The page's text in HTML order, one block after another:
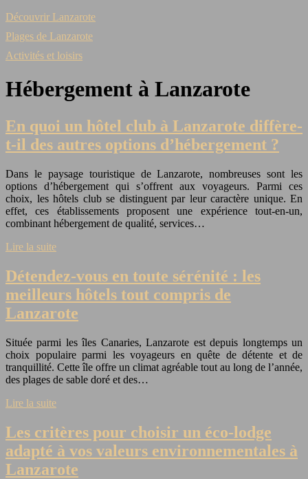
Découvrir Lanzarote
Plages de Lanzarote
Activités et loisirs
Hébergement à Lanzarote
En quoi un hôtel club à Lanzarote diffère-
t-il des autres options d’hébergement ?
Dans le paysage touristique de Lanzarote, nombreuses sont les
options d’hébergement qui s’offrent aux voyageurs. Parmi ces
choix, les hôtels club se distinguent par leur caractère unique. En
effet, ces établissements proposent une expérience tout-en-un,
combinant hébergement de qualité, services…
Lire la suite
Détendez-vous en toute sérénité : les
meilleurs hôtels tout compris de
Lanzarote
Située parmi les îles Canaries, Lanzarote est depuis longtemps un
choix populaire parmi les voyageurs en quête de détente et de
tranquillité. Cette île offre un climat agréable tout au long de l’année,
des plages de sable doré et des…
Lire la suite
Les critères pour choisir un éco-lodge
adapté à vos valeurs environnementales à
Lanzarote